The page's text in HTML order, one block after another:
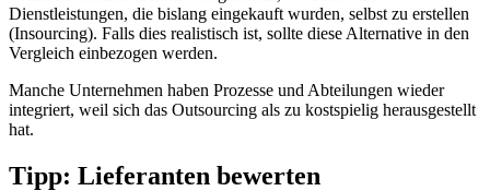
Dienstleistungen, die bislang eingekauft wurden, selbst zu erstellen
(Insourcing). Falls dies realistisch ist, sollte diese Alternative in den
Vergleich einbezogen werden.
Manche Unternehmen haben Prozesse und Abteilungen wieder
integriert, weil sich das Outsourcing als zu kostspielig herausgestellt
hat.
Tipp: Lieferanten bewerten